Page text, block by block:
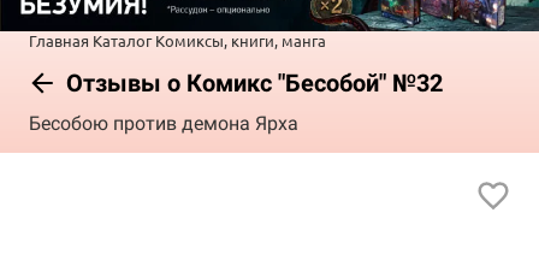
Главная Каталог Комиксы, книги, манга
Отзывы о Комикс "Бесобой" №32
Бесобою против демона Ярха